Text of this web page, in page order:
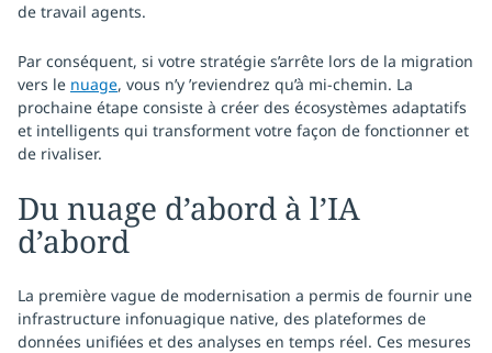
de travail agents.
Par conséquent, si votre stratégie s’arrête lors de la migration
vers le nuage, vous n’y ’reviendrez qu’à mi-chemin. La
prochaine étape consiste à créer des écosystèmes adaptatifs
et intelligents qui transforment votre façon de fonctionner et
de rivaliser.
Du nuage d’abord à l’IA
d’abord
La première vague de modernisation a permis de fournir une
infrastructure infonuagique native, des plateformes de
données unifiées et des analyses en temps réel. Ces mesures